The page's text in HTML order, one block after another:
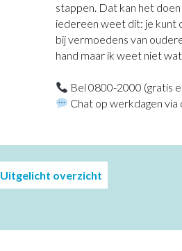
stappen. Dat kan het doen
iedereen weet dit: je kunt
bij vermoedens van
hand maar ik weet niet
Bel 0800-2000 (gratis
Chat op werkdagen via
Uitgelicht overzicht